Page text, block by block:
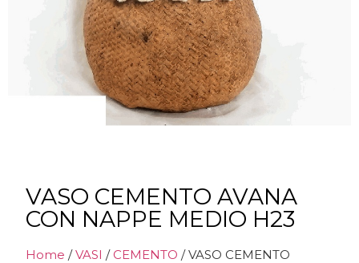
VASO CEMENTO AVANA
CON NAPPE MEDIO H23
Home /VASI / CEMENTO / VASO CEMENTO